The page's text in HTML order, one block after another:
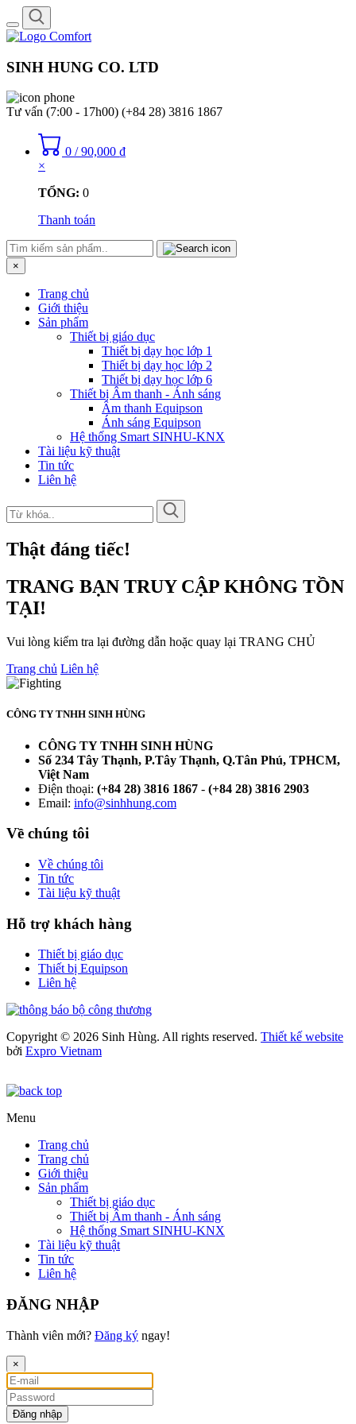
Toggle
navigation
SINH HUNG CO. LTD
Tư vấn (7:00 - 17h00) (+84 28) 3816 1867
0 / 90,000 ₫
×
TỔNG: 0
Thanh toán
×
Trang chủ
Giới thiệu
Sản phẩm
Thiết bị giáo dục
Thiết bị dạy học lớp 1
Thiết bị dạy học lớp 2
Thiết bị dạy học lớp 6
Thiết bị Âm thanh - Ánh sáng
Âm thanh Equipson
Ánh sáng Equipson
Hệ thống Smart SINHU-KNX
Tài liệu kỹ thuật
Tin tức
Liên hệ
Thật đáng tiếc!
TRANG BẠN TRUY CẬP KHÔNG TỒN
TẠI!
Vui lòng kiểm tra lại đường dẫn hoặc quay lại TRANG CHỦ
Trang chủ Liên hệ
CÔNG TY TNHH SINH HÙNG
CÔNG TY TNHH SINH HÙNG
Số 234 Tây Thạnh, P.Tây Thạnh, Q.Tân Phú, TPHCM,
Việt Nam
Điện thoại: (+84 28) 3816 1867 - (+84 28) 3816 2903
Email: info@sinhhung.com
Về chúng tôi
Về chúng tôi
Tin tức
Tài liệu kỹ thuật
Hỗ trợ khách hàng
Thiết bị giáo dục
Thiết bị Equipson
Liên hệ
Copyright © 2026 Sinh Hùng. All rights reserved. Thiết kế website
bởi Expro Vietnam
Menu
Trang chủ
Trang chủ
Giới thiệu
Sản phẩm
Thiết bị giáo dục
Thiết bị Âm thanh - Ánh sáng
Hệ thống Smart SINHU-KNX
Tài liệu kỹ thuật
Tin tức
Liên hệ
ĐĂNG NHẬP
Thành viên mới? Đăng ký ngay!
×
Đăng nhập